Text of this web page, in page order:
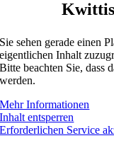
Sie sehen gerade einen
eigentlichen Inhalt
Bitte beachten Sie, dass
werden.
Mehr Informationen
Inhalt entsperren
Erforderlichen Service